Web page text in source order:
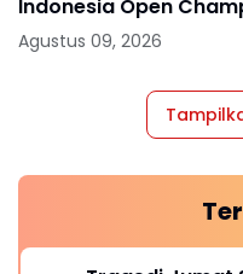
Indonesia Open
Agustus 09, 2026